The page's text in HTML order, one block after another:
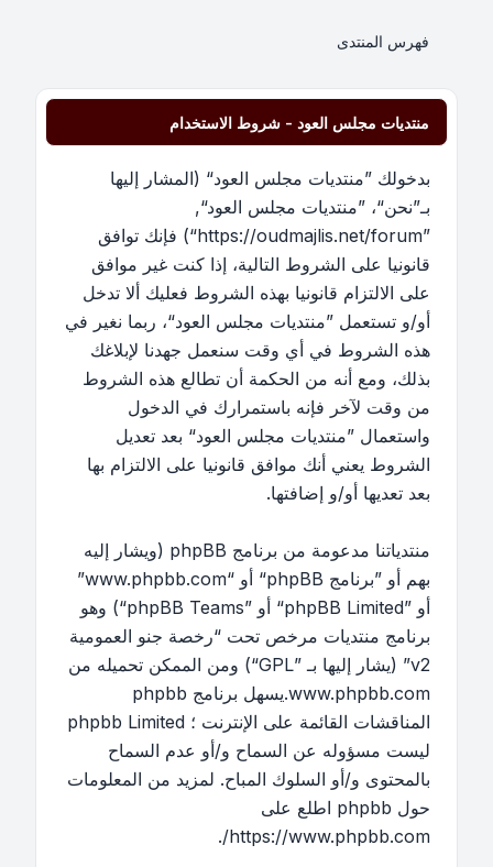
فهرس المنتدى
منتديات مجلس العود - شروط الاستخدام
بدخولك ”منتديات مجلس العود“ (المشار إليها
بـ”نحن“، ”منتديات مجلس العود“,
”https://oudmajlis.net/forum“) فإنك توافق
قانونيا على الشروط التالية، إذا كنت غير موافق
على الالتزام قانونيا بهذه الشروط فعليك ألا تدخل
أو/و تستعمل ”منتديات مجلس العود“، ربما نغير في
هذه الشروط في أي وقت سنعمل جهدنا لإبلاغك
بذلك، ومع أنه من الحكمة أن تطالع هذه الشروط
من وقت لآخر فإنه باستمرارك في الدخول
واستعمال ”منتديات مجلس العود“ بعد تعديل
الشروط يعني أنك موافق قانونيا على الالتزام بها
بعد تعديها أو/و إضافتها.
منتدياتنا مدعومة من برنامج phpBB (ويشار إليه
بهم أو ”برنامج phpBB“ أو “www.phpbb.com”
أو ”phpBB Limited“ أو ”phpBB Teams“) وهو
برنامج منتديات مرخص تحت “رخصة جنو العمومية
v2” (يشار إليها بـ ”GPL“) ومن الممكن تحميله من
www.phpbb.com
.يسهل برنامج phpbb
المناقشات القائمة على الإنترنت ؛ phpbb Limited
ليست مسؤوله عن السماح و/أو عدم السماح
بالمحتوى و/أو السلوك المباح. لمزيد من المعلومات
حول phpbb اطلع على
https://www.phpbb.com/
.